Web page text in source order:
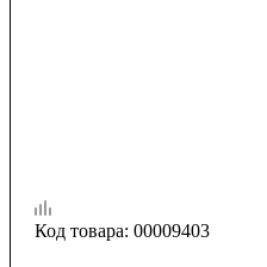
Код товара: 00009403